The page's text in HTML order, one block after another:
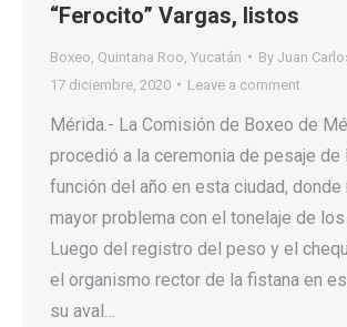
“Ferocito” Vargas, listos
Boxeo Quintana Roo Yucatán By Juan
17 diciembre, 2020
Leave a comment
Mérida.- La Comisión de Boxeo de
procedió a la ceremonia de pesaje de
función del año en esta ciudad, donde
mayor problema con el tonelaje de los
Luego del registro del peso y el
el organismo rector de la fistana en
su aval…